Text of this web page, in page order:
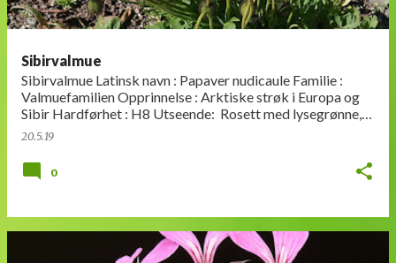
Sibirvalmue
Sibirvalmue Latinsk navn : Papaver nudicaule Familie :
Valmuefamilien Opprinnelse : Arktiske strøk i Europa og
Sibir Hardførhet : H8 Utseende: Rosett med lysegrønne,
flikete blader.…
20.5.19
0